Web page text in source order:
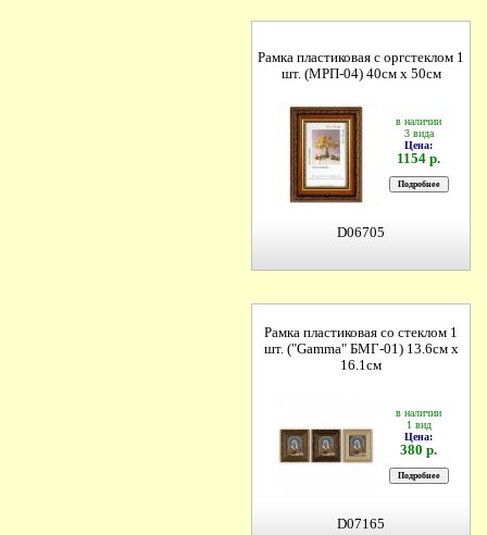
Рамка пластиковая с оргстеклом 1
шт. (МРП-04) 40см х 50см
в наличии
3 вида
Цена:
1154 р.
D06705
Рамка пластиковая со стеклом 1
шт. ("Gamma" БМГ-01) 13.6см х
16.1см
в наличии
1 вид
Цена:
380 р.
D07165